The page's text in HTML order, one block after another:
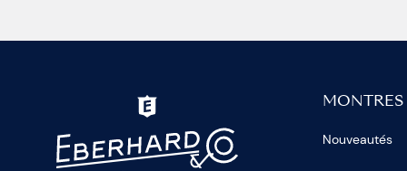
MONTRES
Nouveautés